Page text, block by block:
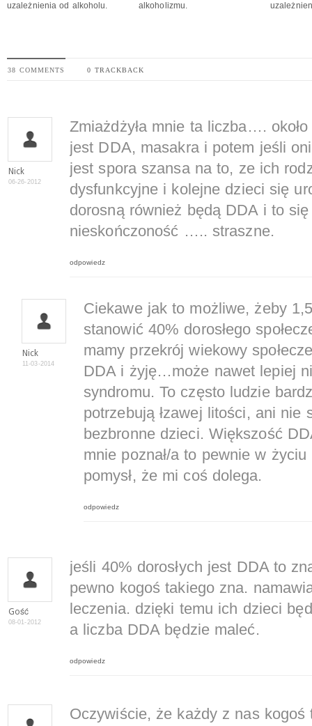
uzależnienia od alkoholu.
alkoholizmu.
38 COMMENTS 0 TRACKBACK
Nick
06-26-2012
Zmiażdżyła mnie ta liczba….
jest DDA, masakra i potem jeśli
jest spora szansa na to, ze ich
dysfunkcyjne i kolejne dzieci się
dorosną również będą DDA i to
nieskończoność ….. straszne.
odpowiedz
Nick
11-03-2014
Ciekawe jak to możliwe, żeby
stanowić 40% dorosłego
mamy przekrój wiekowy
DDA i żyję…może nawet lepiej
syndromu. To często ludzie
potrzebują łzawej litości, ani nie
bezbronne dzieci. Większość
mnie poznał/a to pewnie w życiu
pomysł, że mi coś dolega.
odpowiedz
Gość
08-01-2012
jeśli 40% dorosłych jest DDA to
pewno kogoś takiego zna.
leczenia. dzięki temu ich dzieci
a liczba DDA będzie maleć.
odpowiedz
Oczywiście, że każdy z nas kogoś